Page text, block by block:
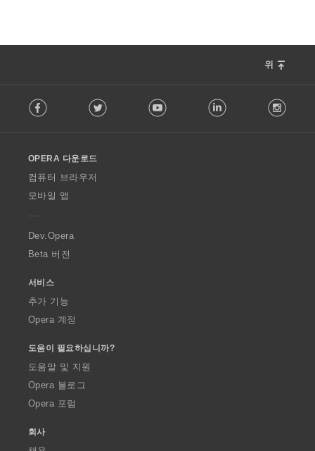
위
o
w
O
p
a
Facebook Twitter Youtube LinkedIn
OPERA 다운로드
컴퓨터 브라우저
모바일 앱
Dev.Opera
Beta 버전
서비스
추가 기능
Opera 계정
도움이 필요하십니까?
도움말 및 지원
Opera 블로그
Opera 포럼
회사